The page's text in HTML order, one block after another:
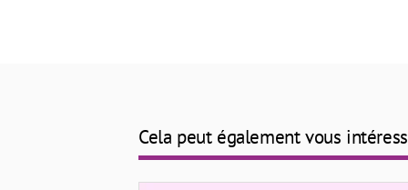
Cela peut également vous